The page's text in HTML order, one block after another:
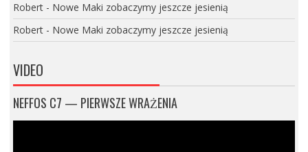
Robert- Nowe Maki zobaczymy jeszcze jesienią
Robert- Nowe Maki zobaczymy jeszcze jesienią
VIDEO
NEFFOS C7 — PIERWSZE WRAŻENIA